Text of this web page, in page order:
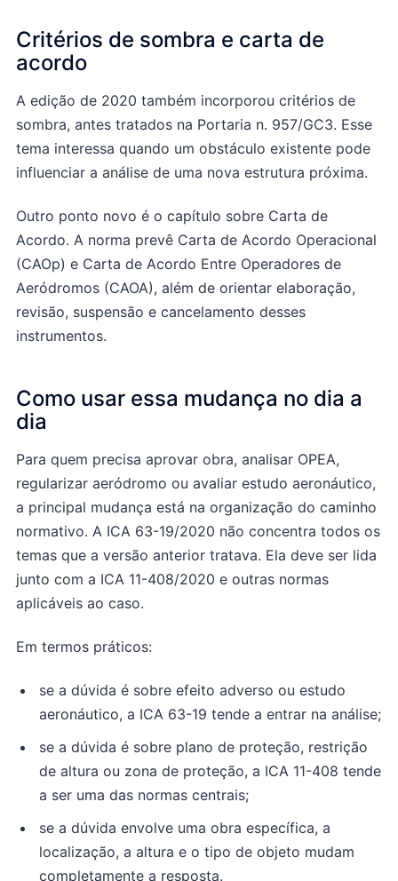
Critérios de sombra e carta de
acordo
A edição de 2020 também incorporou critérios de
sombra, antes tratados na Portaria n. 957/GC3. Esse
tema interessa quando um obstáculo existente pode
influenciar a análise de uma nova estrutura próxima.
Outro ponto novo é o capítulo sobre Carta de
Acordo. A norma prevê Carta de Acordo Operacional
(CAOp) e Carta de Acordo Entre Operadores de
Aeródromos (CAOA), além de orientar elaboração,
revisão, suspensão e cancelamento desses
instrumentos.
Como usar essa mudança no dia a
dia
Para quem precisa aprovar obra, analisar OPEA,
regularizar aeródromo ou avaliar estudo aeronáutico,
a principal mudança está na organização do caminho
normativo. A ICA 63-19/2020 não concentra todos os
temas que a versão anterior tratava. Ela deve ser lida
junto com a ICA 11-408/2020 e outras normas
aplicáveis ao caso.
Em termos práticos:
se a dúvida é sobre efeito adverso ou estudo
aeronáutico, a ICA 63-19 tende a entrar na análise;
se a dúvida é sobre plano de proteção, restrição
de altura ou zona de proteção, a ICA 11-408 tende
a ser uma das normas centrais;
se a dúvida envolve uma obra específica, a
localização, a altura e o tipo de objeto mudam
completamente a resposta.